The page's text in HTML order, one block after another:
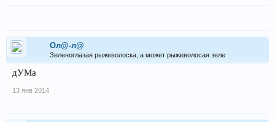
Ол@-л@
Зеленоглазая рыжеволоска, а может рыжеволосая зеле
дУМа
13 янв 2014